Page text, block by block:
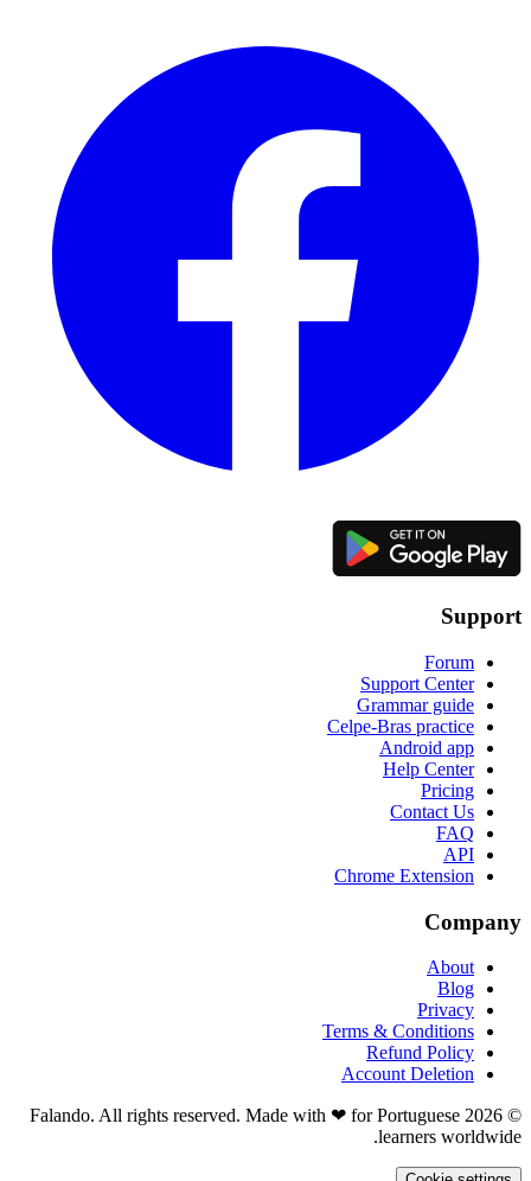
Support
Forum
Support Center
Grammar guide
Celpe-Bras practice
Android app
Help Center
Pricing
Contact Us
FAQ
API
Chrome Extension
Company
About
Blog
Privacy
Terms & Conditions
Refund Policy
Account Deletion
© 2026 Falando. All rights reserved. Made with ❤ for Portuguese
learners worldwide.